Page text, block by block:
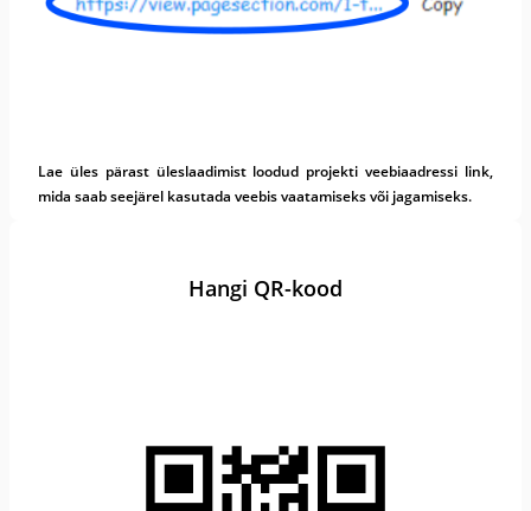
Lae üles pärast üleslaadimist loodud projekti veebiaadressi link,
mida saab seejärel kasutada veebis vaatamiseks või jagamiseks.
Hangi QR-kood